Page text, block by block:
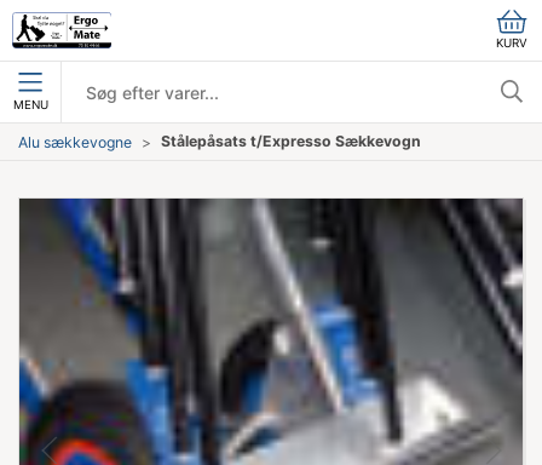
KURV
MENU
Alu sækkevogne Stålepåsats t/Expresso Sækkevogn